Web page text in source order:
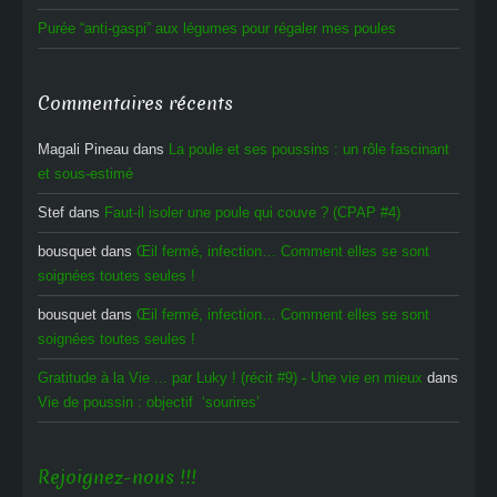
Purée “anti-gaspi” aux légumes pour régaler mes poules
Commentaires récents
Magali Pineau dans La poule et ses poussins : un rôle fascinant
et sous-estimé
Stef dans Faut-il isoler une poule qui couve ? (CPAP #4)
bousquet dans Œil fermé, infection… Comment elles se sont
soignées toutes seules !
bousquet dans Œil fermé, infection… Comment elles se sont
soignées toutes seules !
Gratitude à la Vie ... par Luky ! (récit #9) - Une vie en mieux dans
Vie de poussin : objectif ‘sourires’
Rejoignez-nous !!!